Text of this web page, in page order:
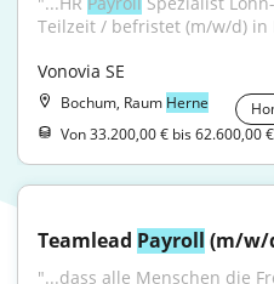
Teilzeit / befristet (m/w/d) in
Vonovia SE
Bochum, Raum Herne
Von 33.200,00 € bis 62.600,00 €
Teamlead Payroll (m/w/
"...dass alle Menschen die